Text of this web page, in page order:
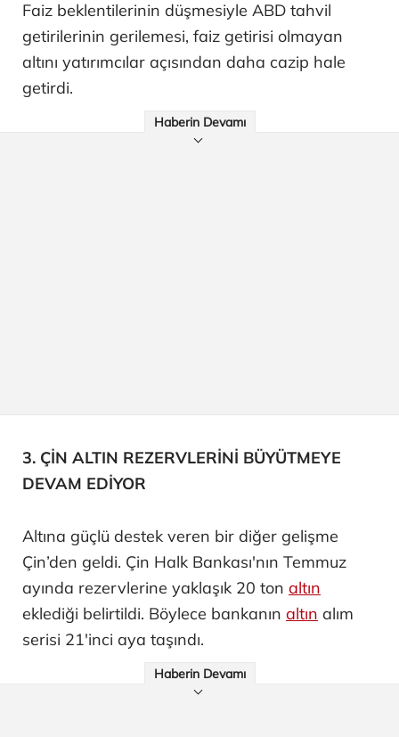
Faiz beklentilerinin düşmesiyle ABD tahvil
getirilerinin gerilemesi, faiz getirisi olmayan
altını yatırımcılar açısından daha cazip hale
getirdi.
Haberin Devamı
3. ÇİN ALTIN REZERVLERİNİ BÜYÜTMEYE
DEVAM EDİYOR
Altına güçlü destek veren bir diğer gelişme
Çin’den geldi. Çin Halk Bankası'nın Temmuz
ayında rezervlerine yaklaşık 20 ton altın
eklediği belirtildi. Böylece bankanın altın alım
serisi 21'inci aya taşındı.
Haberin Devamı